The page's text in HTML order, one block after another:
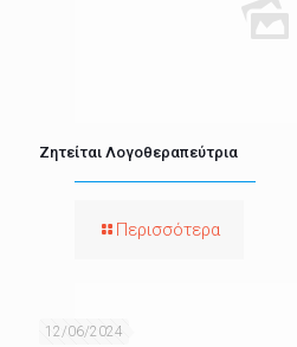
Ζητείται Λογοθεραπεύτρια
Περισσότερα
12/06/2024